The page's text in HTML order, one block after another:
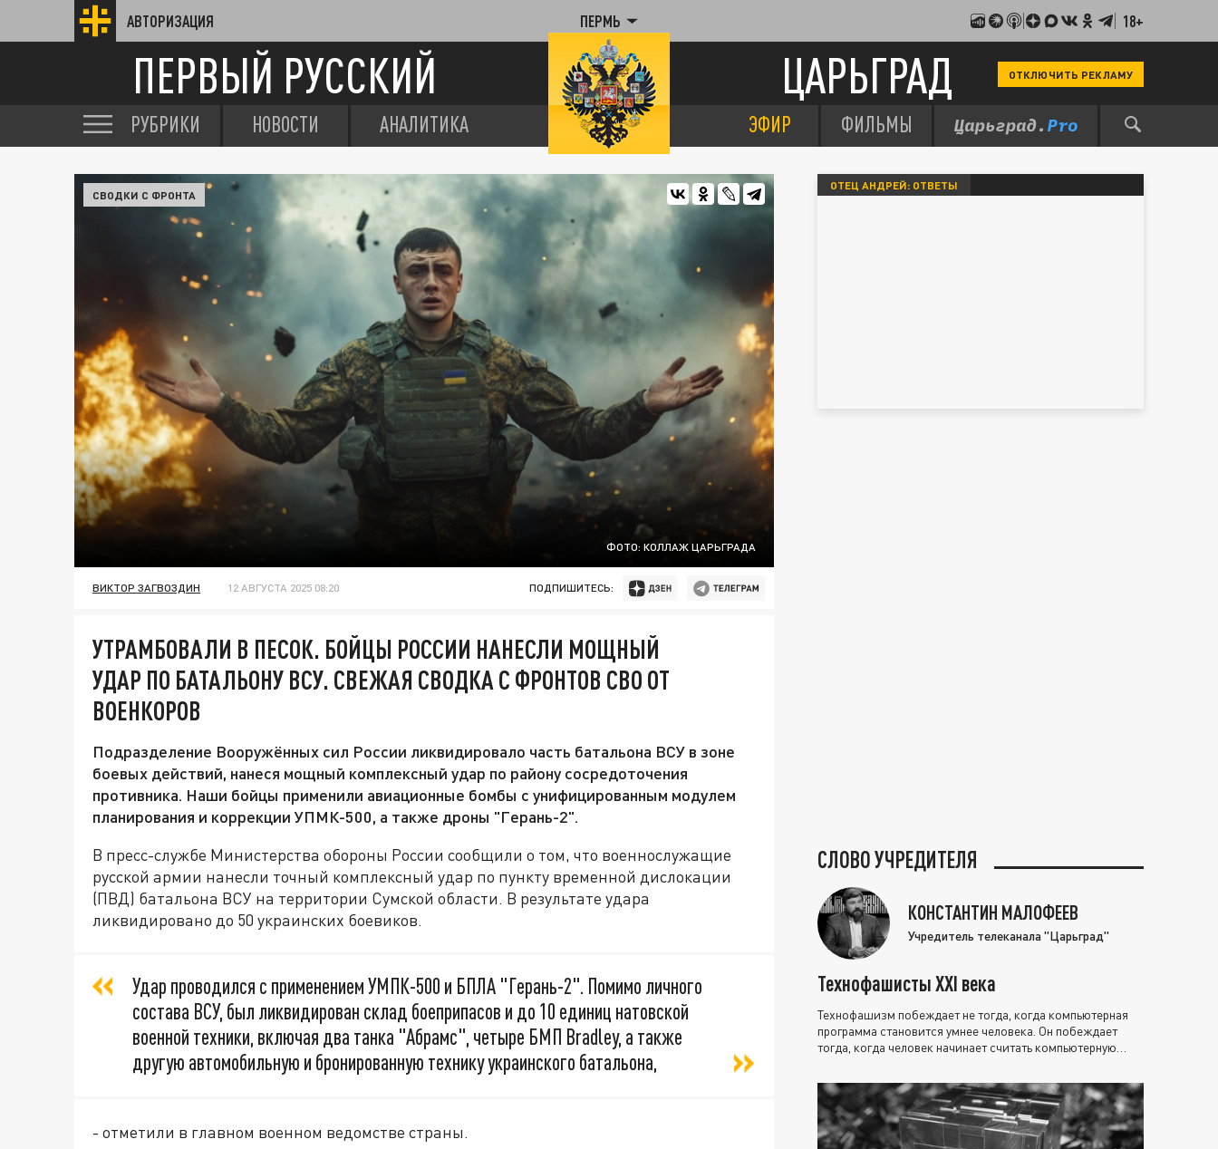
АВТОРИЗАЦИЯ ПЕРМЬ 18+
ПЕРВЫЙ РУССКИЙ ЦАРЬГРАД ОТКЛЮЧИТЬ РЕКЛАМУ
РУБРИКИ НОВОСТИ АНАЛИТИКА ЭФИР ФИЛЬМЫ
ФОТО: КОЛЛАЖ ЦАРЬГРАДА
СВОДКИ С ФРОНТА
ВИКТОР ЗАГВОЗДИН 12 АВГУСТА 2025 08:20 ПОДПИШИТЕСЬ:
УТРАМБОВАЛИ В ПЕСОК. БОЙЦЫ РОССИИ НАНЕСЛИ МОЩНЫЙ
УДАР ПО БАТАЛЬОНУ ВСУ. СВЕЖАЯ СВОДКА С ФРОНТОВ СВО ОТ
ВОЕНКОРОВ
Подразделение Вооружённых сил России ликвидировало часть батальона ВСУ в зоне
боевых действий, нанеся мощный комплексный удар по району сосредоточения
противника. Наши бойцы применили авиационные бомбы с унифицированным модулем
планирования и коррекции УПМК-500, а также дроны "Герань-2".
В пресс-службе Министерства обороны России сообщили о том, что военнослужащие
русской армии нанесли точный комплексный удар по пункту временной дислокации
(ПВД) батальона ВСУ на территории Сумской области. В результате удара
ликвидировано до 50 украинских боевиков.
Удар проводился с применением УМПК-500 и БПЛА "Герань-2". Помимо личного
состава ВСУ, был ликвидирован склад боеприпасов и до 10 единиц натовской
военной техники, включая два танка "Абрамс", четыре БМП Bradley, а также
другую автомобильную и бронированную технику украинского батальона,
- отметили в главном военном ведомстве страны.
ОТЕЦ АНДРЕЙ: ОТВЕТЫ
СЛОВО УЧРЕДИТЕЛЯ
КОНСТАНТИН МАЛОФЕЕВ
Учредитель телеканала "Царьград"
Технофашисты XXI века
Технофашизм побеждает не тогда, когда компьютерная
программа становится умнее человека. Он побеждает
тогда, когда человек начинает считать компьютерную